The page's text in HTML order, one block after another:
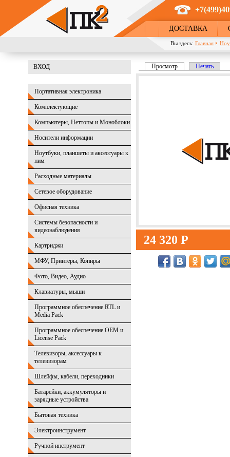
Перейти к основному содержанию
ДОСТАВКА
Вы здесь: Главная
ВХОД
Портативная электроника
Комплектующие
Компьютеры, Неттопы и Моноблоки
Носители информации
Ноутбуки, планшеты и аксессуары к
ним
Расходные материалы
Сетевое оборудование
Офисная техника
Системы безопасности и
видеонаблюдения
Картриджи
МФУ, Принтеры, Копиры
Фото, Видео, Аудио
Клавиатуры, мыши
Программное обеспечение RTL и
Media Pack
Программное обеспечение OEM и
License Pack
Телевизоры, аксессуары к
телевизорам
Шлейфы, кабели, переходники
Батарейки, аккумуляторы и
зарядные устройства
Бытовая техника
Электроинструмент
Ручной инструмент
Главные вкладки
Просмотр (активная вкладка)
Печать
24 320 Р